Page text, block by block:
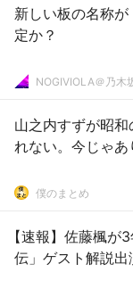
新しい板の名称
定か？
NOGIVIOLA＠乃木
山之内すずが昭
れない。今じゃあ
僕のまとめ
【速報】佐藤楓が
伝」ゲスト解説出